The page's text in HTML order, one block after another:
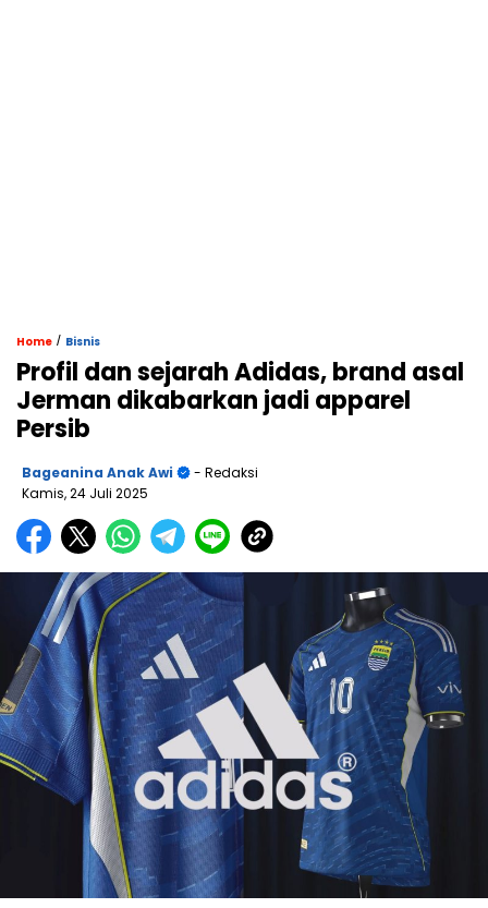
Home / Bisnis
Profil dan sejarah Adidas, brand asal
Jerman dikabarkan jadi apparel
Persib
Bageanina Anak Awi
- Redaksi
Kamis, 24 Juli 2025